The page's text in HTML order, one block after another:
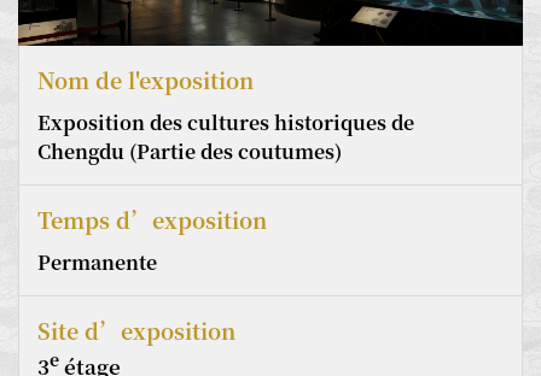
Nom de l'exposition
Exposition des cultures historiques de
Chengdu (Partie des coutumes)
Temps d’exposition
Permanente
Site d’exposition
3e étage